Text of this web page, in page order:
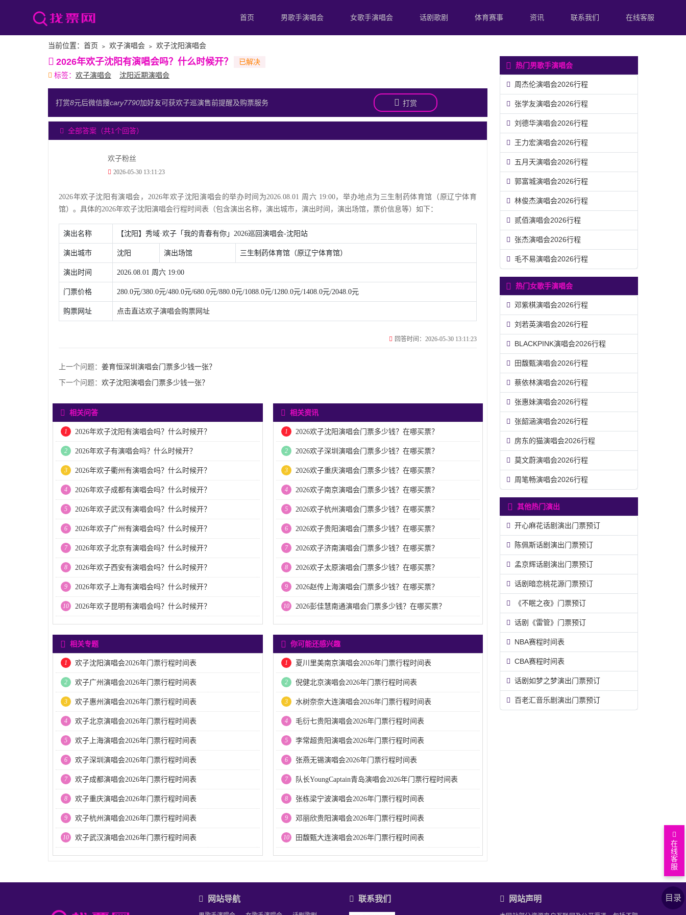
首页 男歌手演唱会 女歌手演唱会 话剧歌剧 体育赛事 资讯 联系我们 在线客服
目录
返
回
顶
查
看
上
当前位置： 首页 ﹥ 欢子演唱会 ﹥ 欢子沈阳演唱会
2026年欢子沈阳有演唱会吗？什么时候开？
标签： 欢子演唱会 沈阳近期演唱会
打赏8元后微信搜cary7790加好友可获欢子巡演售前提醒及购票服务 打赏
全部答案（共1个回答）
欢子粉丝
2026-05-30 13:11:23
2026年欢子沈阳有演唱会，2026年欢子沈阳演唱会的举办时间为2026.08.01 周六 19:00，举办地点为三生制药体育馆（原辽宁体育
馆）。具体的2026年欢子沈阳演唱会行程时间表（包含演出名称，演出城市，演出时间，演出场馆，票价信息等）如下：
演出名称 【沈阳】秀域·欢子「我的青春有你」2026巡回演唱会-沈阳站
演出城市 沈阳 演出场馆 三生制药体育馆（原辽宁体育馆）
演出时间 2026.08.01 周六 19:00
门票价格 280.0元/380.0元/480.0元/680.0元/880.0元/1088.0元/1280.0元/1408.0元/2048.0元
购票网址 点击直达欢子演唱会购票网址
回答时间：2026-05-30 13:11:23
上一个问题： 姜育恒深圳演唱会门票多少钱一张？
下一个问题： 欢子沈阳演唱会门票多少钱一张？
相关问答
1 2026年欢子沈阳有演唱会吗？什么时候开？
2 2026年欢子有演唱会吗？什么时候开？
3 2026年欢子衢州有演唱会吗？什么时候开？
4 2026年欢子成都有演唱会吗？什么时候开？
5 2026年欢子武汉有演唱会吗？什么时候开？
6 2026年欢子广州有演唱会吗？什么时候开？
7 2026年欢子北京有演唱会吗？什么时候开？
8 2026年欢子西安有演唱会吗？什么时候开？
9 2026年欢子上海有演唱会吗？什么时候开？
10 2026年欢子昆明有演唱会吗？什么时候开？
相关资讯
1 2026欢子沈阳演唱会门票多少钱？在哪买票？
2 2026欢子深圳演唱会门票多少钱？在哪买票？
3 2026欢子重庆演唱会门票多少钱？在哪买票？
4 2026欢子南京演唱会门票多少钱？在哪买票？
5 2026欢子杭州演唱会门票多少钱？在哪买票？
6 2026欢子贵阳演唱会门票多少钱？在哪买票？
7 2026欢子济南演唱会门票多少钱？在哪买票？
8 2026欢子太原演唱会门票多少钱？在哪买票？
9 2026赵传上海演唱会门票多少钱？在哪买票？
10 2026彭佳慧南通演唱会门票多少钱？在哪买票？
相关专题
1 欢子沈阳演唱会2026年门票行程时间表
2 欢子广州演唱会2026年门票行程时间表
3 欢子惠州演唱会2026年门票行程时间表
4 欢子北京演唱会2026年门票行程时间表
5 欢子上海演唱会2026年门票行程时间表
6 欢子深圳演唱会2026年门票行程时间表
7 欢子成都演唱会2026年门票行程时间表
8 欢子重庆演唱会2026年门票行程时间表
9 欢子杭州演唱会2026年门票行程时间表
10 欢子武汉演唱会2026年门票行程时间表
你可能还感兴趣
1 夏川里美南京演唱会2026年门票行程时间表
2 倪健北京演唱会2026年门票行程时间表
3 水树奈奈大连演唱会2026年门票行程时间表
4 毛衍七贵阳演唱会2026年门票行程时间表
5 李常超贵阳演唱会2026年门票行程时间表
6 张燕无锡演唱会2026年门票行程时间表
7 队长YoungCaptain青岛演唱会2026年门票行程时间表
8 张栋梁宁波演唱会2026年门票行程时间表
9 邓丽欣贵阳演唱会2026年门票行程时间表
10 田馥甄大连演唱会2026年门票行程时间表
热门男歌手演唱会
周杰伦演唱会2026行程
张学友演唱会2026行程
刘德华演唱会2026行程
王力宏演唱会2026行程
五月天演唱会2026行程
郭富城演唱会2026行程
林俊杰演唱会2026行程
贰佰演唱会2026行程
张杰演唱会2026行程
毛不易演唱会2026行程
热门女歌手演唱会
邓紫棋演唱会2026行程
刘若英演唱会2026行程
BLACKPINK演唱会2026行程
田馥甄演唱会2026行程
蔡依林演唱会2026行程
张惠妹演唱会2026行程
张韶涵演唱会2026行程
房东的猫演唱会2026行程
莫文蔚演唱会2026行程
周笔畅演唱会2026行程
其他热门演出
开心麻花话剧演出门票预订
陈佩斯话剧演出门票预订
孟京辉话剧演出门票预订
话剧暗恋桃花源门票预订
《不眠之夜》门票预订
话剧《雷管》门票预订
NBA赛程时间表
CBA赛程时间表
话剧如梦之梦演出门票预订
百老汇音乐剧演出门票预订
网站导航
在
线
客
服
联系我们 网站声明